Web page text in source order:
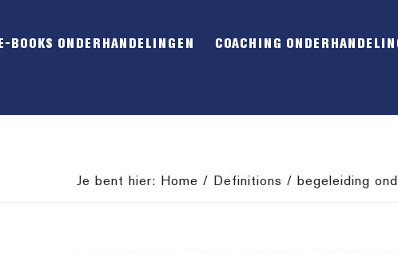
E-BOOKS ONDERHANDELINGEN COACHING
Je bent hier: Home / Definitions / begeleiding